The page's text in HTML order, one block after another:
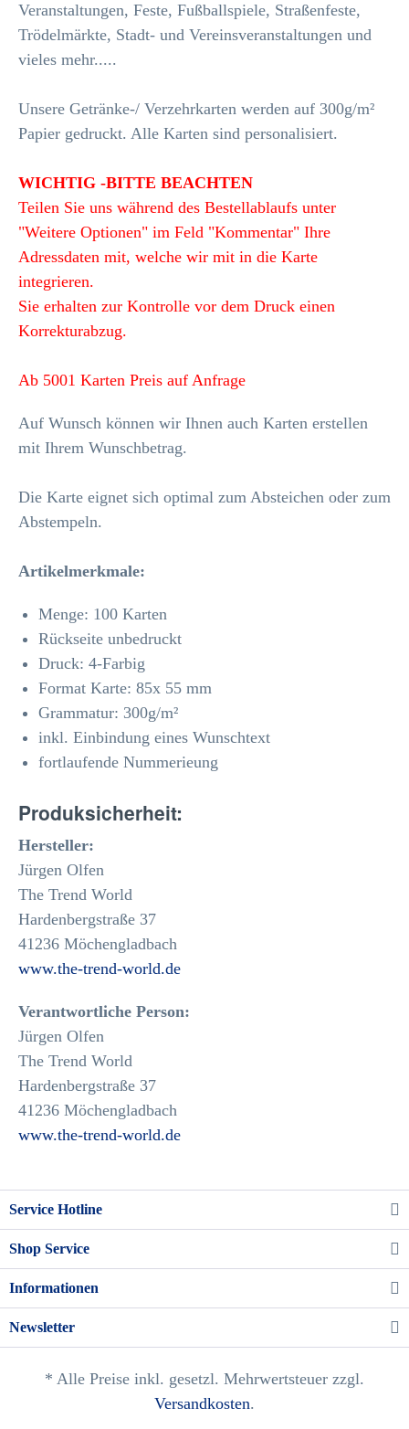
Veranstaltungen, Feste, Fußballspiele, Straßenfeste,
Trödelmärkte, Stadt- und Vereinsveranstaltungen und
vieles mehr.....
Unsere Getränke-/ Verzehrkarten werden auf 300g/m²
Papier gedruckt. Alle Karten sind personalisiert.
WICHTIG -BITTE BEACHTEN
Teilen Sie uns während des Bestellablaufs unter
"Weitere Optionen" im Feld "Kommentar" Ihre
Adressdaten mit, welche wir mit in die Karte
integrieren.
Sie erhalten zur Kontrolle vor dem Druck einen
Korrekturabzug.
Ab 5001 Karten Preis auf Anfrage
Auf Wunsch können wir Ihnen auch Karten erstellen
mit Ihrem Wunschbetrag.
Die Karte eignet sich optimal zum Absteichen oder zum
Abstempeln.
Artikelmerkmale:
Menge: 100 Karten
Rückseite unbedruckt
Druck: 4-Farbig
Format Karte: 85x 55 mm
Grammatur: 300g/m²
inkl. Einbindung eines Wunschtext
fortlaufende Nummerieung
Produksicherheit:
Hersteller:
Jürgen Olfen
The Trend World
Hardenbergstraße 37
41236 Möchengladbach
www.the-trend-world.de
Verantwortliche Person:
Jürgen Olfen
The Trend World
Hardenbergstraße 37
41236 Möchengladbach
www.the-trend-world.de
Service Hotline
Shop Service
Informationen
Newsletter
* Alle Preise inkl. gesetzl. Mehrwertsteuer zzgl.
Versandkosten.